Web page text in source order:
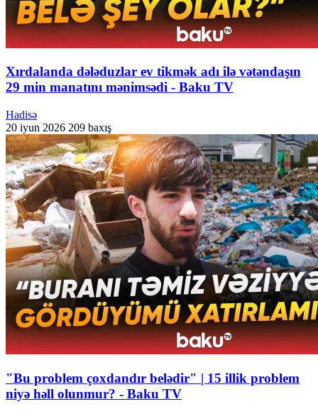
Xırdalanda dələduzlar ev tikmək adı ilə vətəndaşın
29 min manatını mənimsədi - Baku TV
Hadisə
20 iyun 2026 209 baxış
"Bu problem çoxdandır belədir" | 15 illik problem
niyə həll olunmur? - Baku TV